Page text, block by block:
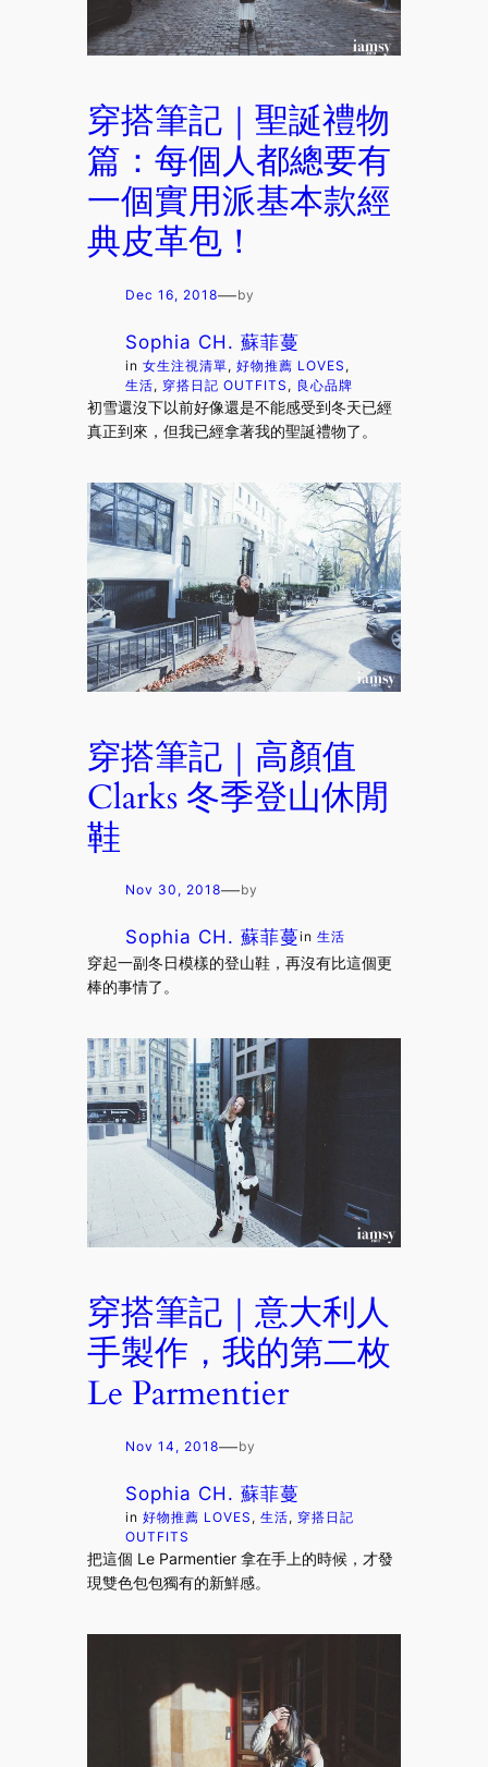
穿搭筆記｜聖誕禮物
篇：每個人都總要有
一個實用派基本款經
典皮革包！
Dec 16, 2018—by
Sophia CH. 蘇菲蔓
in女生注視清單, 好物推薦 LOVES
生活, 穿搭日記 OUTFITS , 良心品牌
初雪還沒下以前好像還是不能感受到冬天已經
真正到來，但我已經拿著我的聖誕禮物了。
穿搭筆記｜高顏值
Clarks 冬季登山休閒
鞋
Nov 30, 2018—by
Sophia CH. 蘇菲蔓in生活
穿起一副冬日模樣的登山鞋，再沒有比這個更
棒的事情了。
穿搭筆記｜意大利人
手製作，我的第二枚
Le Parmentier
Nov 14, 2018—by
Sophia CH. 蘇菲蔓
in好物推薦 LOVES , 生活, 穿搭日記
OUTFITS
把這個 Le Parmentier 拿在手上的時候，才發
現雙色包包獨有的新鮮感。